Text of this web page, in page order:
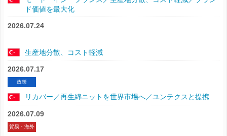
ド価値を最大化
2026.07.24
生産地分散、コスト軽減
2026.07.17
政策
リカバー／再生綿ニットを世界市場へ／ユンテクスと提携
2026.07.09
貿易・海外